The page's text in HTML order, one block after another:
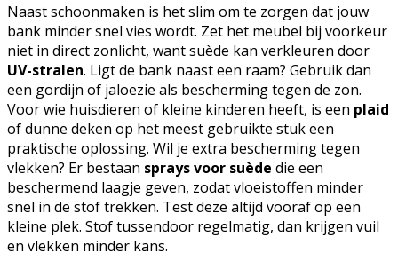
Naast schoonmaken is het slim om te zorgen dat jouw
bank minder snel vies wordt. Zet het meubel bij voorkeur
niet in direct zonlicht, want suède kan verkleuren door
UV-stralen. Ligt de bank naast een raam? Gebruik dan
een gordijn of jaloezie als bescherming tegen de zon.
Voor wie huisdieren of kleine kinderen heeft, is een plaid
of dunne deken op het meest gebruikte stuk een
praktische oplossing. Wil je extra bescherming tegen
vlekken? Er bestaan sprays voor suède die een
beschermend laagje geven, zodat vloeistoffen minder
snel in de stof trekken. Test deze altijd vooraf op een
kleine plek. Stof tussendoor regelmatig, dan krijgen vuil
en vlekken minder kans.